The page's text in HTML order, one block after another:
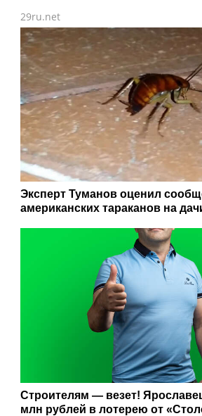
29ru.net
Эксперт Туманов оценил
американских тараканов на
Строителям — везет!
млн рублей в лотерею от